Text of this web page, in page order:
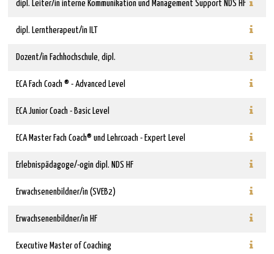
dipl. Leiter/in interne Kommunikation und Management Support NDS HF
dipl. Lerntherapeut/in ILT
Dozent/in Fachhochschule, dipl.
ECA Fach Coach ® - Advanced Level
ECA Junior Coach - Basic Level
ECA Master Fach Coach® und Lehrcoach - Expert Level
Erlebnispädagoge/-ogin dipl. NDS HF
Erwachsenenbildner/in (SVEB2)
Erwachsenenbildner/in HF
Executive Master of Coaching